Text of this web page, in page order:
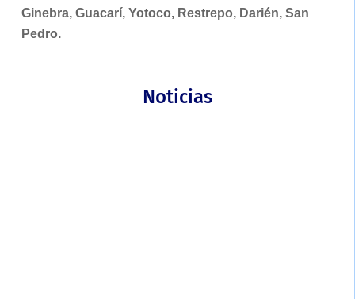
Ginebra, Guacarí, Yotoco, Restrepo, Darién, San
Pedro.
Noticias